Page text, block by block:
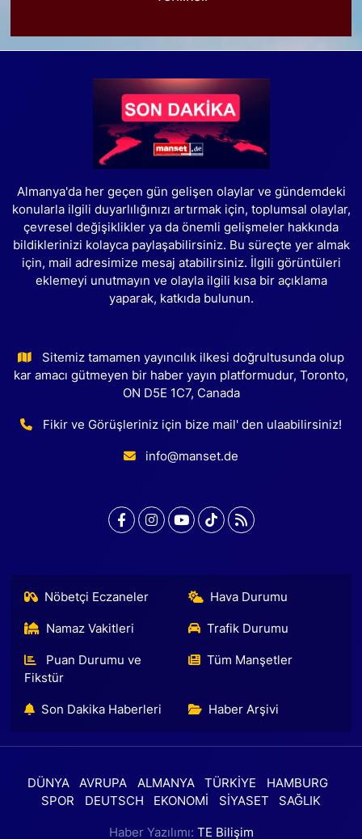
Almanya'da her geçen gün gelişen olaylar ve gündemdeki
konularla ilgili duyarlılığınızı artırmak için, toplumsal olaylar,
çevresel değişiklikler ya da önemli gelişmeler hakkında
bildiklerinizi kolayca paylaşabilirsiniz. Bu süreçte yer almak
için, mail adresimize mesaj atabilirsiniz. İlgili görüntüleri
eklemeyi unutmayın ve olayla ilgili kısa bir açıklama
yaparak, katkıda bulunun.
Sitemiz tamamen yayıncılık ilkesi doğrultusunda olup
kar amacı gütmeyen bir haber yayın platformudur, Toronto,
ON D5E 1C7, Canada
Fikir ve Görüşleriniz için bize mail' den ulaabilirsiniz!
info@manset.de
Nöbetçi Eczaneler Hava Durumu
Namaz Vakitleri Trafik Durumu
Puan Durumu ve
Fikstür
Tüm Manşetler
Son Dakika Haberleri Haber Arşivi
DÜNYA AVRUPA ALMANYA TÜRKİYE
HAMBURG
SPOR
DEUTSCH EKONOMİ SİYASET SAĞLIK
Haber Yazılımı: TE Bilişim